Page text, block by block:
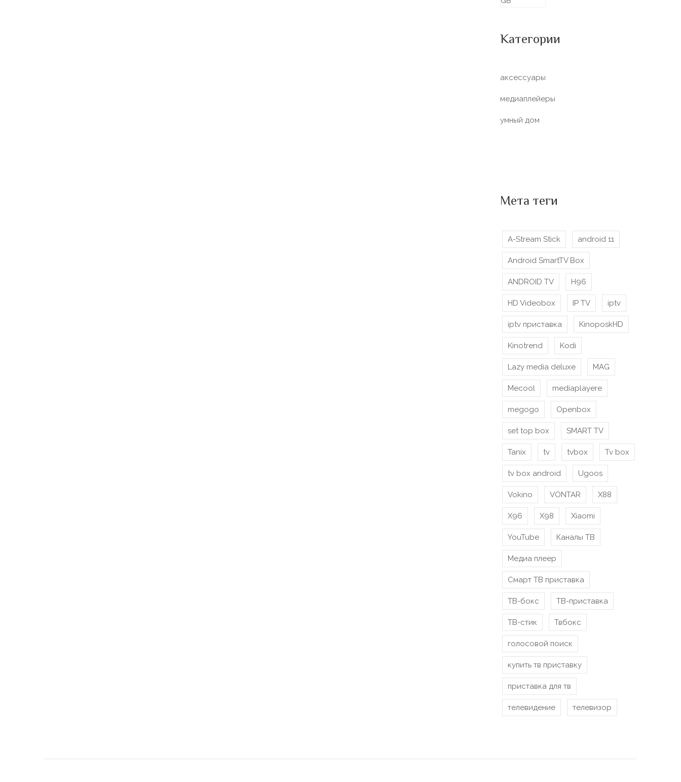
Категории
аксессуары
медиаплейеры
умный дом
Мета теги
A-Stream Stick android 11
Android SmartTV Box
ANDROID TV H96
HD Videobox IP TV iptv
iptv приставка KinoposkHD
Kinotrend Kodi
Lazy media deluxe MAG
Mecool mediaplayere
megogo Openbox
set top box SMART TV
Tanix tv tvbox Tv box
tv box android Ugoos
Vokino VONTAR X88
X96 X98 Xiaomi
YouTube Каналы ТВ
Медиа плеер
Смарт ТВ приставка
ТВ-бокс ТВ-приставка
ТВ-стик Твбокс
голосовой поиск
купить тв приставку
приставка для тв
телевидение телевизор